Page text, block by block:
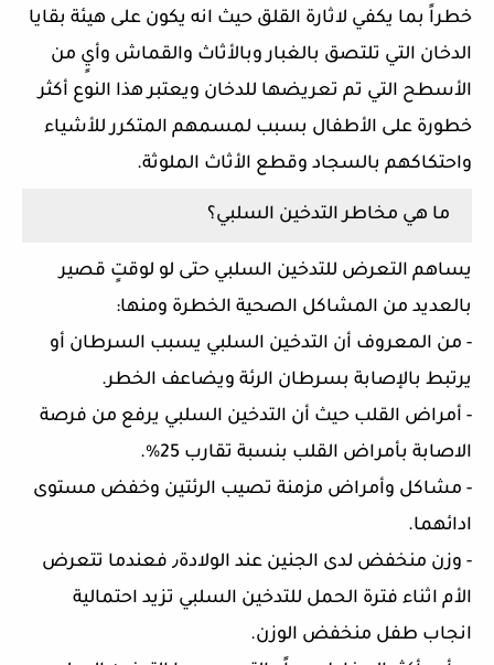
خطراً بما يكفي لاثارة القلق حيث انه يكون على هيئة بقايا
الدخان التي تلتصق بالغبار وبالأثاث والقماش وأيٍ من
الأسطح التي تم تعريضها للدخان ويعتبر هذا النوع أكثر
خطورة على الأطفال بسبب لمسمهم المتكرر للأشياء
واحتكاكهم بالسجاد وقطع الأثاث الملوثة.
ما هي مخاطر التدخين السلبي؟
يساهم التعرض للتدخين السلبي حتى لو لوقتٍ قصير
بالعديد من المشاكل الصحية الخطرة ومنها:
- من المعروف أن التدخين السلبي يسبب السرطان أو
يرتبط بالإصابة بسرطان الرئة ويضاعف الخطر.
- أمراض القلب حيث أن التدخين السلبي يرفع من فرصة
الاصابة بأمراض القلب بنسبة تقارب 25%.
- مشاكل وأمراض مزمنة تصيب الرئتين وخفض مستوى
ادائهما.
- وزن منخفض لدى الجنين عند الولادة٫ فعندما تتعرض
الأم اثناء فترة الحمل للتدخين السلبي تزيد احتمالية
انجاب طفل منخفض الوزن.